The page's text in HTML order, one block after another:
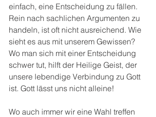
einfach, eine Entscheidung zu fällen.
Rein nach sachlichen Argumenten zu
handeln, ist oft nicht ausreichend. Wie
sieht es aus mit unserem Gewissen?
Wo man sich mit einer Entscheidung
schwer tut, hilft der Heilige Geist, der
unsere lebendige Verbindung zu Gott
ist. Gott lässt uns nicht alleine!
Wo auch immer wir eine Wahl treffen